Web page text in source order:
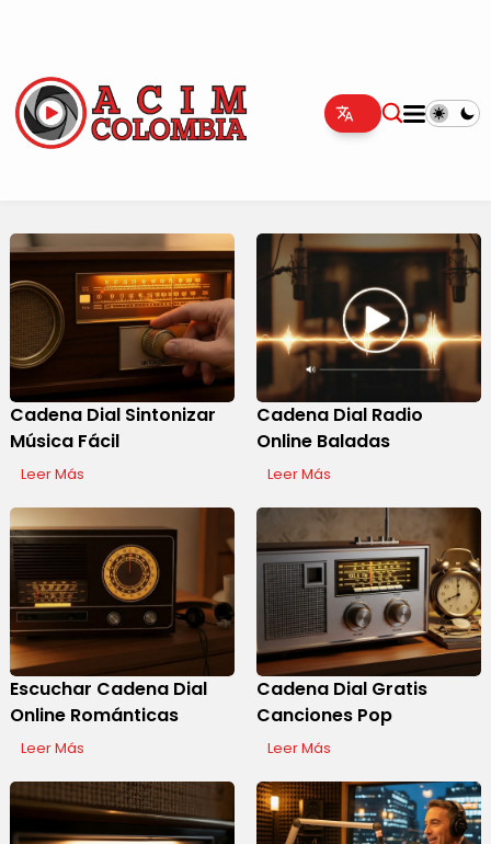
Cadena Dial Sintonizar
Música Fácil
Leer Más
Cadena Dial Radio
Online Baladas
Leer Más
Escuchar Cadena Dial
Online Románticas
Leer Más
Cadena Dial Gratis
Canciones Pop
Leer Más